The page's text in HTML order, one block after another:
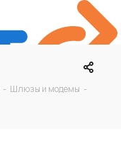
- Шлюзы и модемы -